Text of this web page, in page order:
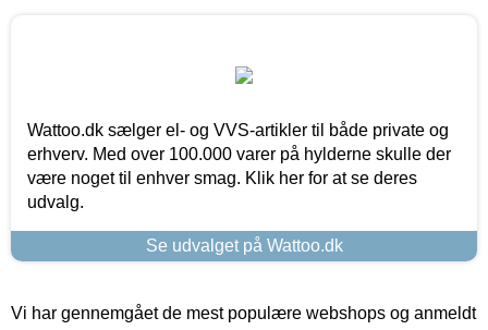
Wattoo.dk sælger el- og VVS-artikler til både private og
erhverv. Med over 100.000 varer på hylderne skulle der
være noget til enhver smag. Klik her for at se deres
udvalg.
Se udvalget på Wattoo.dk
Vi har gennemgået de mest populære webshops og anmeldt